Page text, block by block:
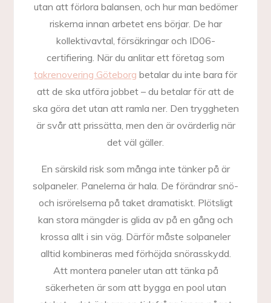
utan att förlora balansen, och hur man bedömer
riskerna innan arbetet ens börjar. De har
kollektivavtal, försäkringar och ID06-
certifiering. När du anlitar ett företag som
takrenovering Göteborg betalar du inte bara för
att de ska utföra jobbet – du betalar för att de
ska göra det utan att ramla ner. Den tryggheten
är svår att prissätta, men den är ovärderlig när
det väl gäller.
En särskild risk som många inte tänker på är
solpaneler. Panelerna är hala. De förändrar snö-
och isrörelserna på taket dramatiskt. Plötsligt
kan stora mängder is glida av på en gång och
krossa allt i sin väg. Därför måste solpaneler
alltid kombineras med förhöjda snörasskydd.
Att montera paneler utan att tänka på
säkerheten är som att bygga en pool utan